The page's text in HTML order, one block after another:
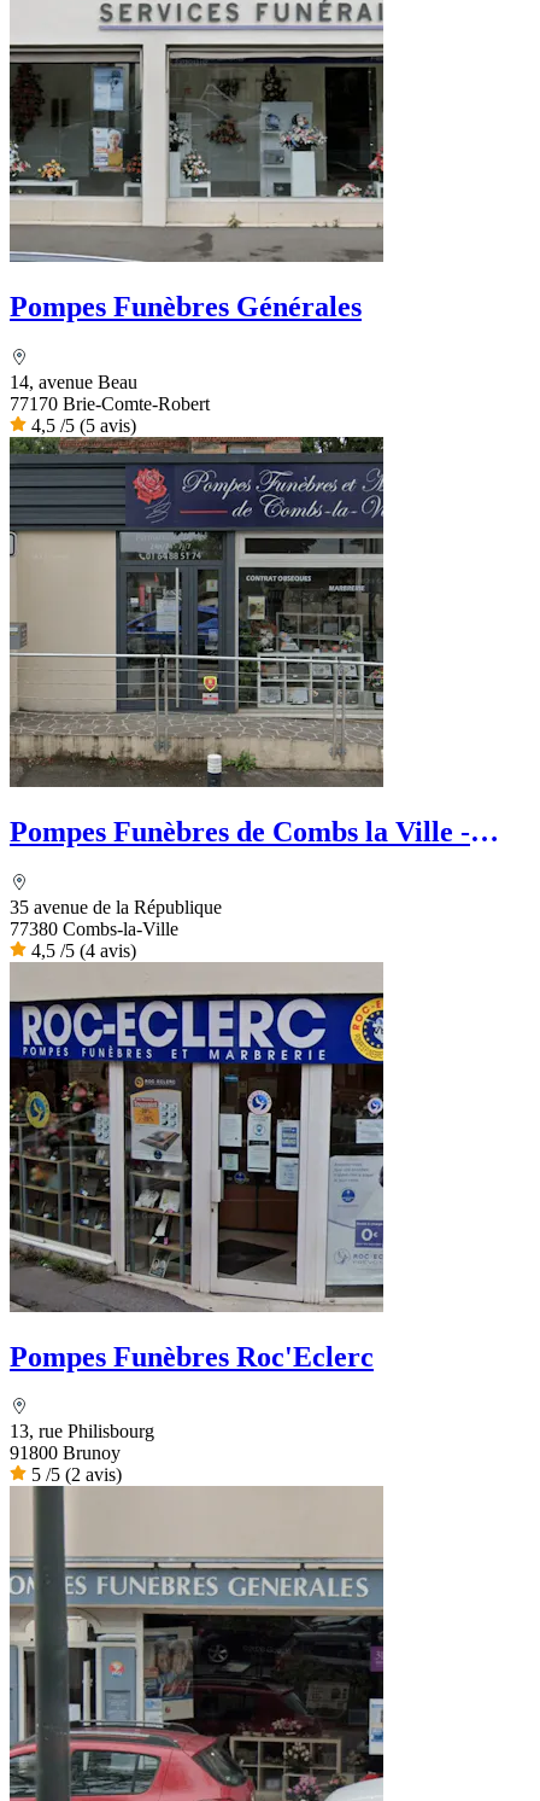
Pompes Funèbres Générales
14, avenue Beau
77170 Brie-Comte-Robert
4,5 /5 (5 avis)
Pompes Funèbres de Combs la Ville -
35 avenue de la République
77380 Combs-la-Ville
4,5 /5 (4 avis)
Pompes Funèbres Roc'Eclerc
13, rue Philisbourg
91800 Brunoy
5 /5 (2 avis)